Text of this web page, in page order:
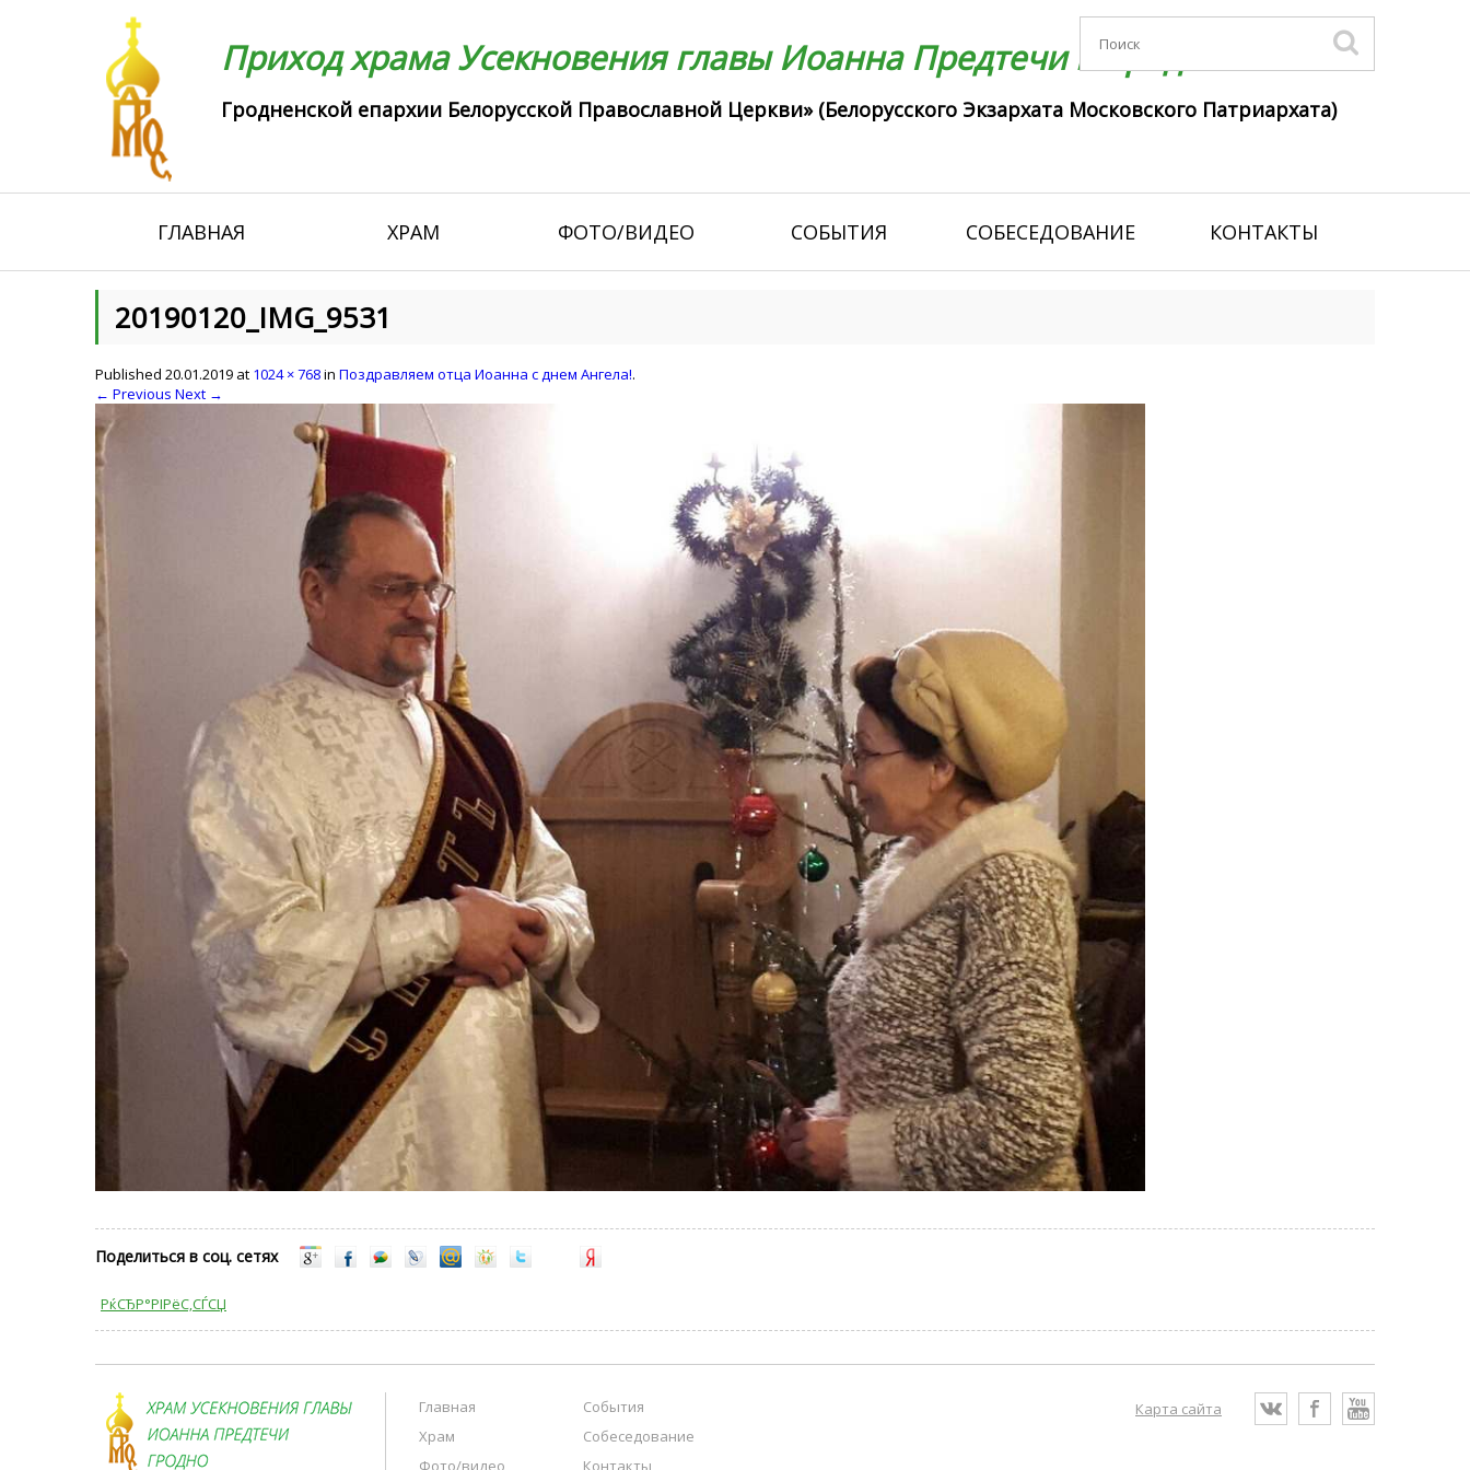
Приход храма Усекновения главы Иоанна Предтечи г. Гродно
Гродненской епархии Белорусской Православной Церкви» (Белорусского Экзархата Московского Патриархата)
ГЛАВНАЯ ХРАМ ФОТО/ВИДЕО СОБЫТИЯ СОБЕСЕДОВАНИЕ КОНТАКТЫ
20190120_IMG_9531
Published 20.01.2019 at 1024 × 768in Поздравляем отца Иоанна с днем Ангела!.
← Previous Next →
Поделиться в соц. сетях
РќСЂР°РІРёС‚СЃСЏ
Главная
События
Храм
Собеседование
Фото/видео
Контакты
Карта сайта